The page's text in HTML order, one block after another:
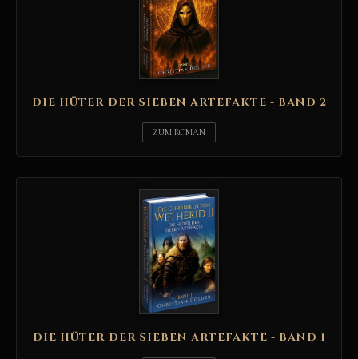
DIE HÜTER DER SIEBEN ARTEFAKTE - BAND 2
ZUM ROMAN
DIE HÜTER DER SIEBEN ARTEFAKTE - BAND 1